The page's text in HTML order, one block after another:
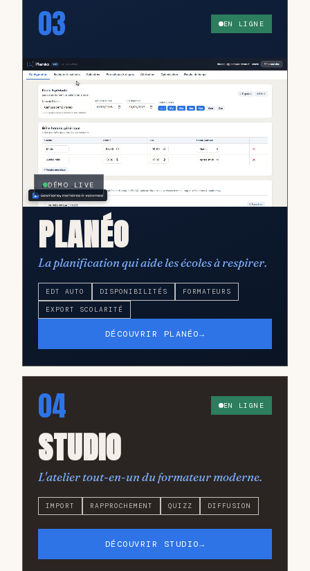
03 EN LIGNE
DÉMO LIVE
PLANÉO
La planification qui aide les écoles à respirer.
EDT AUTO DISPONIBILITÉS FORMATEURS
EXPORT SCOLARITÉ
DÉCOUVRIR PLANÉO→
04 EN LIGNE
STUDIO
L'atelier tout-en-un du formateur moderne.
IMPORT RAPPROCHEMENT QUIZZ DIFFUSION
DÉCOUVRIR STUDIO→